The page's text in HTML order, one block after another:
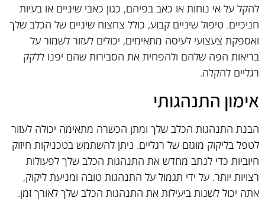
להקל על אי נוחות או כאב בפיהם, כגון כאבי שיניים או בעיות
חניכיים. טיפול שיניים קבוע, כולל צחצוח שיניים של הכלב שלך
ואספקת צעצועי לעיסה מתאימים, יכולים לעזור לשמור על
בריאות הפה שלהם ולהפחית את הסבירות שהם יפנו ללקק
רגליים להקלה.
אימון התנהגותי
הבנת התנהגות הכלב שלך ומתן הכשרה מתאימה יכולה לעזור
לטפל בליקוק מוגזם של רגליים. ניתן להשתמש בטכניקות חיזוק
חיוביות כדי לנתב מחדש את התנהגות הכלב שלך לפעולות
רצויות יותר. על ידי תגמול על התנהגות טובה ומניעת ליקוק,
אתה יכול לשנות ביעילות את התנהגות הכלב שלך לאורך זמן.